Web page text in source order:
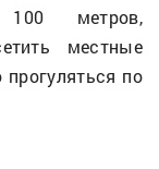
метров,
местные
по